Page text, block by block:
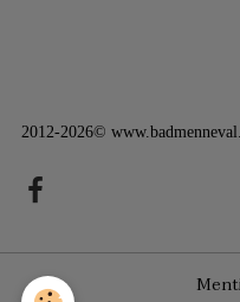
2012-2026©